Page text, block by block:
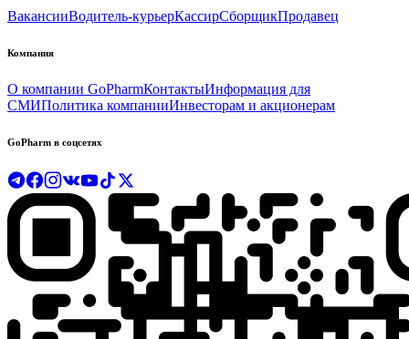
ВакансииВодитель-курьерКассирСборщикПродавец
Компания
О компании GoPharmКонтактыИнформация для
СМИПолитика компанииИнвесторам и акционерам
GoPharm в соцсетях